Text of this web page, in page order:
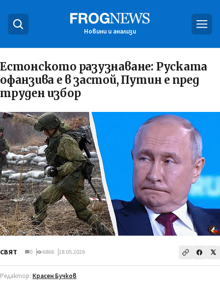
Новини и анализи
Естонското разузнаване: Руската
офанзива е в застой, Путин е пред
труден избор
СВЯТ 0 6866 18.05.2026
Редактор: Красен Бучков